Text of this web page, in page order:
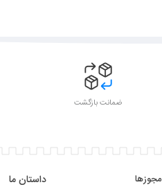
ضمانت بازگشت
مجوزها داستان ما